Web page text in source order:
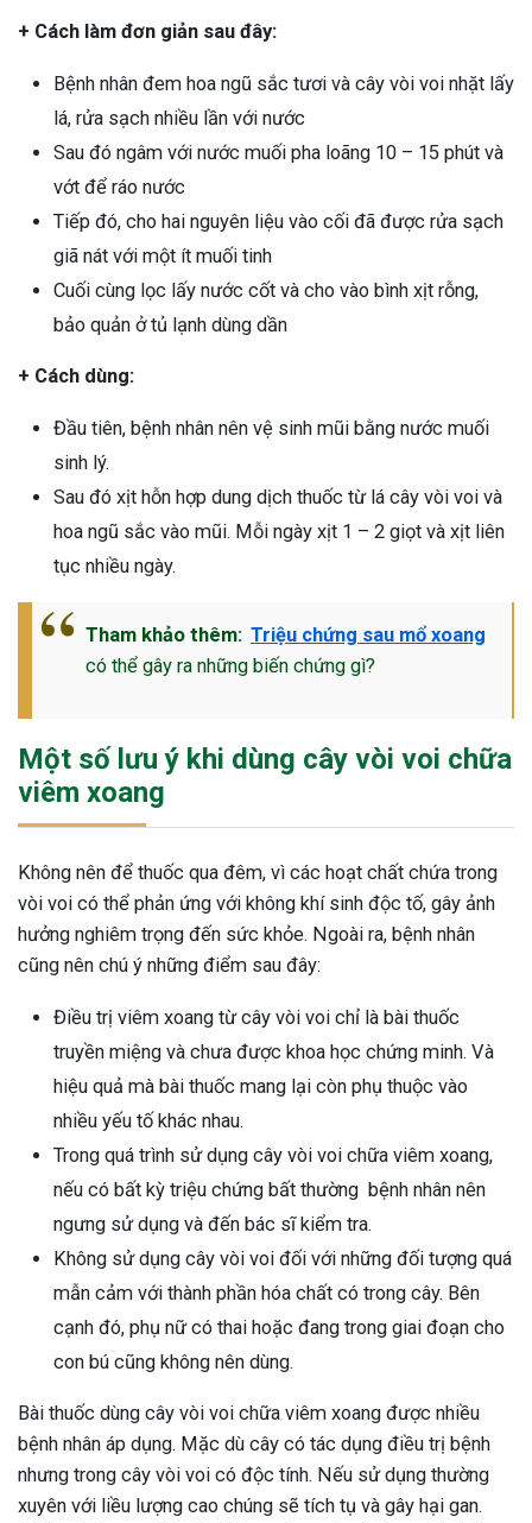
+ Cách làm đơn giản sau đây:
Bệnh nhân đem hoa ngũ sắc tươi và cây vòi voi nhặt lấy
lá, rửa sạch nhiều lần với nước
Sau đó ngâm với nước muối pha loãng 10 – 15 phút và
vớt để ráo nước
Tiếp đó, cho hai nguyên liệu vào cối đã được rửa sạch
giã nát với một ít muối tinh
Cuối cùng lọc lấy nước cốt và cho vào bình xịt rỗng,
bảo quản ở tủ lạnh dùng dần
+ Cách dùng:
Đầu tiên, bệnh nhân nên vệ sinh mũi bằng nước muối
sinh lý.
Sau đó xịt hỗn hợp dung dịch thuốc từ lá cây vòi voi và
hoa ngũ sắc vào mũi. Mỗi ngày xịt 1 – 2 giọt và xịt liên
tục nhiều ngày.
Tham khảo thêm: Triệu chứng sau mổ xoang
có thể gây ra những biến chứng gì?
Một số lưu ý khi dùng cây vòi voi chữa
viêm xoang
Không nên để thuốc qua đêm, vì các hoạt chất chứa trong
vòi voi có thể phản ứng với không khí sinh độc tố, gây ảnh
hưởng nghiêm trọng đến sức khỏe. Ngoài ra, bệnh nhân
cũng nên chú ý những điểm sau đây:
Điều trị viêm xoang từ cây vòi voi chỉ là bài thuốc
truyền miệng và chưa được khoa học chứng minh. Và
hiệu quả mà bài thuốc mang lại còn phụ thuộc vào
nhiều yếu tố khác nhau.
Trong quá trình sử dụng cây vòi voi chữa viêm xoang,
nếu có bất kỳ triệu chứng bất thường bệnh nhân nên
ngưng sử dụng và đến bác sĩ kiểm tra.
Không sử dụng cây vòi voi đối với những đối tượng quá
mẫn cảm với thành phần hóa chất có trong cây. Bên
cạnh đó, phụ nữ có thai hoặc đang trong giai đoạn cho
con bú cũng không nên dùng.
Bài thuốc dùng cây vòi voi chữa viêm xoang được nhiều
bệnh nhân áp dụng. Mặc dù cây có tác dụng điều trị bệnh
nhưng trong cây vòi voi có độc tính. Nếu sử dụng thường
xuyên với liều lượng cao chúng sẽ tích tụ và gây hại gan.